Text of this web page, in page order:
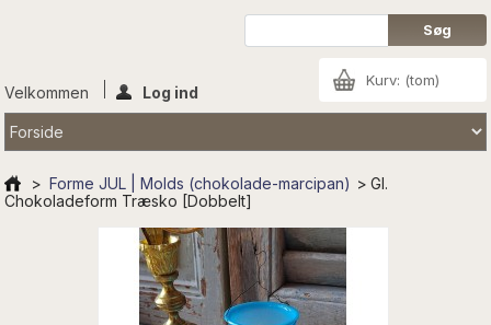
Kurv: (tom)
Velkommen Log ind
> Forme JUL | Molds (chokolade-marcipan) > Gl.
Chokoladeform Træsko [Dobbelt]